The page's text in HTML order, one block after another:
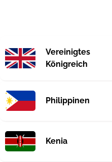
Vereinigtes
Königreich
Philippinen
Kenia